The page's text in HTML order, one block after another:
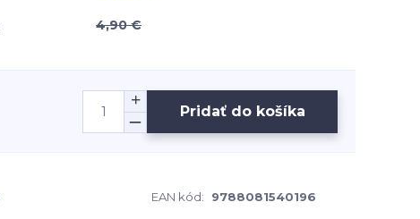
4,90 €
Pridať do košíka
EAN kód: 9788081540196